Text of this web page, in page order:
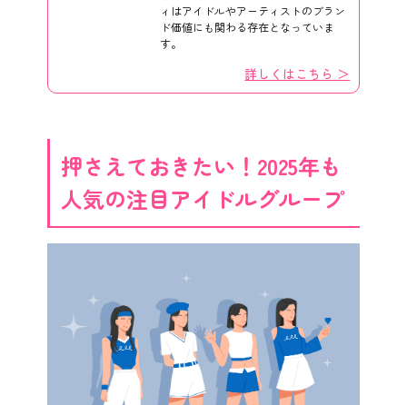
ィはアイドルやアーティストのブラン
ド価値にも関わる存在となっていま
す。
詳しくはこちら ＞
押さえておきたい！2025年も
人気の注目アイドルグループ